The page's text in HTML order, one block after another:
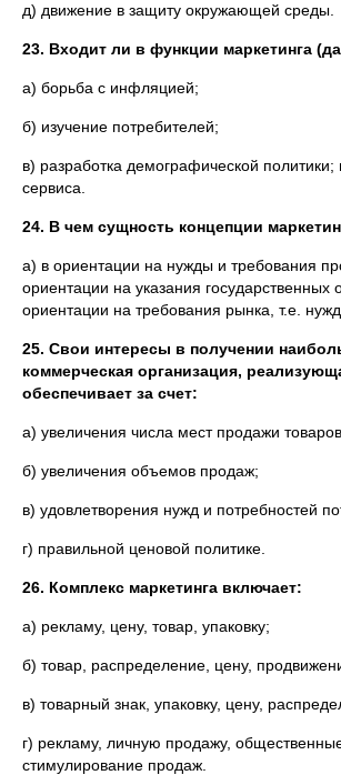
д) движение в защиту окружающей среды.
23. Входит ли в функции маркетинга
а) борьба с инфляцией;
б) изучение потребителей;
в) разработка демографической политики;
сервиса.
24. В чем сущность концепции
а) в ориентации на нужды и требования
ориентации на указания государственных
ориентации на требования рынка, т.е.
25. Свои интересы в получении
коммерческая организация,
обеспечивает за счет:
а) увеличения числа мест продажи
б) увеличения объемов продаж;
в) удовлетворения нужд и потребностей
г) правильной ценовой политике.
26. Комплекс маркетинга включает:
а) рекламу, цену, товар, упаковку;
б) товар, распределение, цену,
в) товарный знак, упаковку, цену,
г) рекламу, личную продажу, общественные
стимулирование продаж.